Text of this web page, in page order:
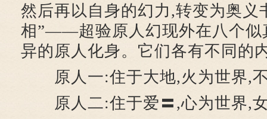
然后再以自身的幻力,转变为奥义
相”——超验原人幻现外在八个似
异的原人化身。它们各有不同的
原人一:住于大地,火为世界,不
原人二:住于爱〓,心为世界,